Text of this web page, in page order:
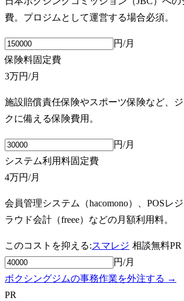
費。プロジムとして運営する場合必須。
円/月
保険料固定費
3万円/月
施設賠償責任保険やスポーツ保険など、
クに備える保険費用。
円/月
システム利用料固定費
4万円/月
会員管理システム（hacomono）、POSレ
ラウド会計（freee）などの月額利用料。
このコストを抑える:スマレジ 相談無料PR
円/月
ボクシングジムの事務作業を外注する →
PR